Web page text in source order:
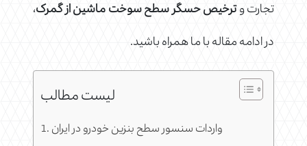
تجارت وترخیص حسگر سطح سوخت ماشین از گمرک،
در ادامه مقاله با ما همراه باشید.
لیست مطالب
واردات سنسور سطح بنزین خودرو در ایران